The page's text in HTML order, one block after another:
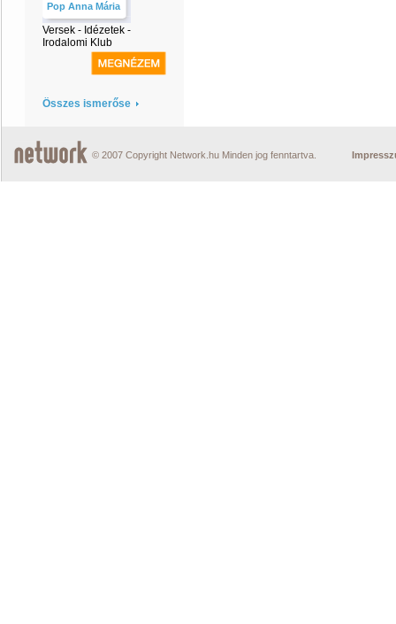
Pop Anna Mária
Versek - Idézetek -
Irodalomi Klub
Összes ismerőse
© 2007 Copyright Network.hu Minden jog fenntartva.